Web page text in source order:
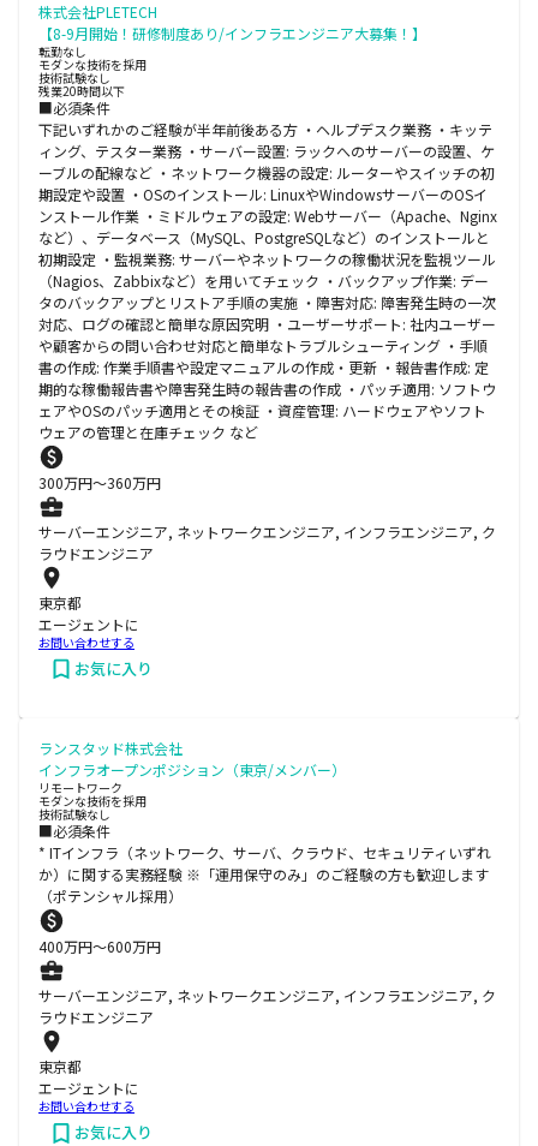
株式会社PLETECH
【8-9月開始！研修制度あり/インフラエンジニア大募集！】
転勤なし
モダンな技術を採用
技術試験なし
残業20時間以下
■必須条件
下記いずれかのご経験が半年前後ある方 ・ヘルプデスク業務 ・キッテ
ィング、テスター業務 ・サーバー設置: ラックへのサーバーの設置、ケ
ーブルの配線など ・ネットワーク機器の設定: ルーターやスイッチの初
期設定や設置 ・OSのインストール: LinuxやWindowsサーバーのOSイ
ンストール作業 ・ミドルウェアの設定: Webサーバー（Apache、Nginx
など）、データベース（MySQL、PostgreSQLなど）のインストールと
初期設定 ・監視業務: サーバーやネットワークの稼働状況を監視ツール
（Nagios、Zabbixなど）を用いてチェック ・バックアップ作業: デー
タのバックアップとリストア手順の実施 ・障害対応: 障害発生時の一次
対応、ログの確認と簡単な原因究明 ・ユーザーサポート: 社内ユーザー
や顧客からの問い合わせ対応と簡単なトラブルシューティング ・手順
書の作成: 作業手順書や設定マニュアルの作成・更新 ・報告書作成: 定
期的な稼働報告書や障害発生時の報告書の作成 ・パッチ適用: ソフトウ
ェアやOSのパッチ適用とその検証 ・資産管理: ハードウェアやソフト
ウェアの管理と在庫チェック など
300万円〜360万円
サーバーエンジニア, ネットワークエンジニア, インフラエンジニア, ク
ラウドエンジニア
東京都
エージェントに
お問い合わせする
お気に入り
ランスタッド株式会社
インフラオープンポジション（東京/メンバー）
リモートワーク
モダンな技術を採用
技術試験なし
■必須条件
* ITインフラ（ネットワーク、サーバ、クラウド、セキュリティいずれ
か）に関する実務経験 ※「運用保守のみ」のご経験の方も歓迎します
（ポテンシャル採用）
400万円〜600万円
サーバーエンジニア, ネットワークエンジニア, インフラエンジニア, ク
ラウドエンジニア
東京都
エージェントに
お問い合わせする
お気に入り